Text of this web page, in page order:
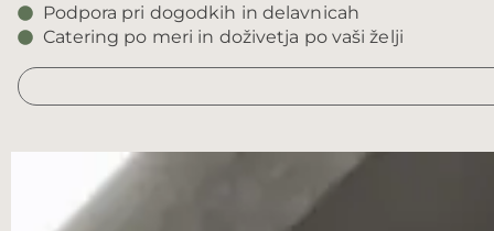
Podpora pri dogodkih in delavnicah
Catering po meri in doživetja po vaši želji